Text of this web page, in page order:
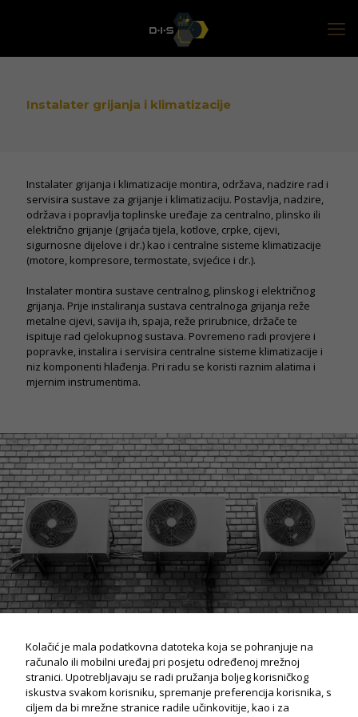
Instalater grijanja i klimatizacije
Instalater grijanja i klimatizacije montira, održava, nadzire rad i
servisira sustave za grijanje i klimatizaciju. Postavlja, nadzire,
održava i popravlja toplinske uređaje za centralno, plinsko ili
električno grijanje (grijaća tijela, kotlove, crpke, cijevi,
sigurnosne dijelove i dr.) kao i centralne sisteme klimatizacije
(motore, kompresore, termostate, svjećice i dr.).
Instalater montira sustave centralnog, plinskog i električnog
grijanja. Prije instaliranja sustava centralnoga grijanja reže
metalne cijevi, savija ih, spaja, reže prirubnice, držače te
ispituje rad cjelokupnog sustava. Povremeno radi provjere i
popravke, instalira i servisira centralne sisteme klimatizacije i
niz komponenti hlađenja. Pri radu se koristi raznim alatima i
mjernim instrumentima.
Kolačić je mala podatkovna datoteka koja se pohranjuje na
računalo ili mobilni uređaj pri posjetu određenoj mrežnoj
stranici. Upotrebljavaju se radi pružanja boljeg korisničkog
iskustva svakom korisniku, spremanje preferencija korisnika, s
ciljem da bi mrežne stranice radile učinkovitije, kao i za